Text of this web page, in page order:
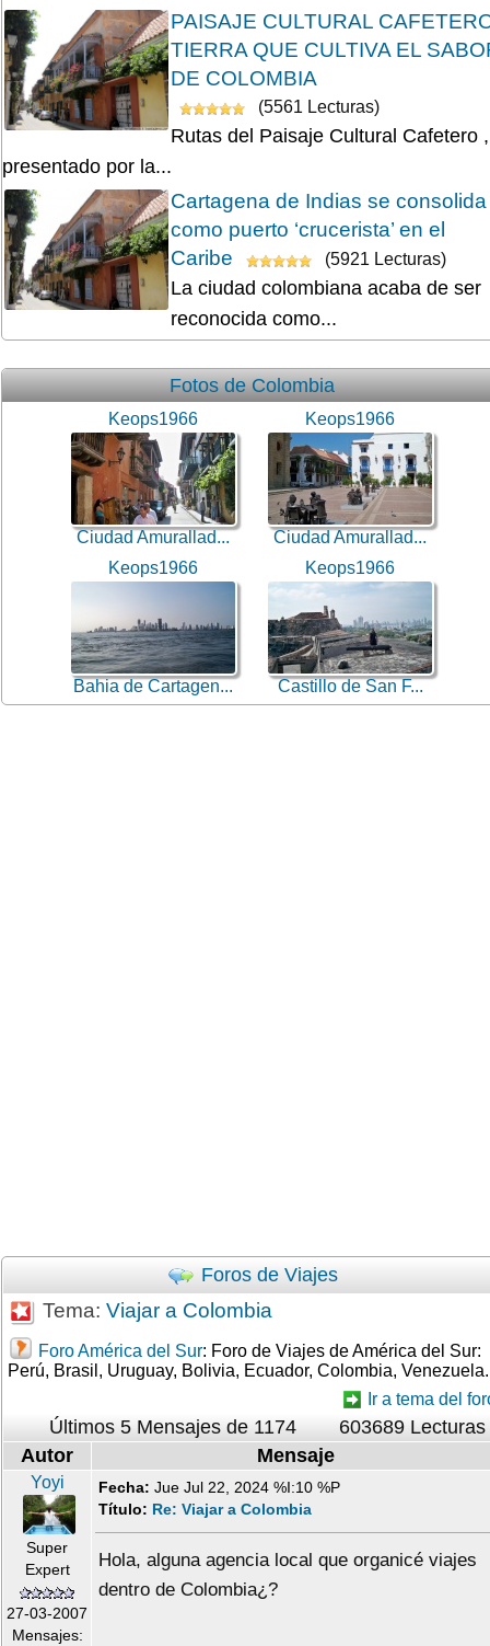
PAISAJE CULTURAL
TIERRA QUE CULTIVA EL
DE COLOMBIA
(5561 Lecturas)
Rutas del Paisaje Cultural Cafetero ,
presentado por la...
Cartagena de Indias se consolida
como puerto ‘crucerista’ en el
Caribe
(5921 Lecturas)
La ciudad colombiana acaba de ser
reconocida como...
Fotos de Colombia
Keops1966
Ciudad Amurallad...
Keops1966
Ciudad Amurallad...
Keops1966
Bahia de Cartagen...
Keops1966
Castillo de San F...
Foros de Viajes
Tema: Viajar a Colombia
Foro América del Sur: Foro de Viajes de América del Sur:
Perú, Brasil, Uruguay, Bolivia, Ecuador, Colombia, Venezuela.
Ir a tema del
Últimos 5 Mensajes de 1174
603689 Lecturas
Autor
Mensaje
Yoyi
Super
Expert
27-03-2007
Mensajes:
Fecha: Jue Jul 22, 2024 %I:10 %P
Título: Re: Viajar a Colombia
Hola, alguna agencia local que organicé viajes
dentro de Colombia¿?